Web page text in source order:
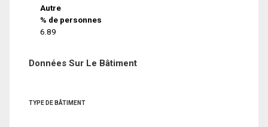
Autre
% de personnes
6.89
Données Sur Le Bâtiment
TYPE DE BÂTIMENT